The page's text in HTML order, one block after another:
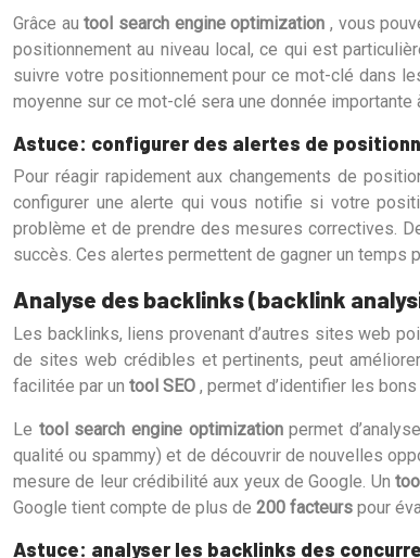
Grâce autool search engine optimization, vous
positionnement au niveau local, ce qui est
suivre votre positionnement pour ce mot-clé dans
moyenne sur ce mot-clé sera une donnée importante
Astuce: configurer des alertes de
Pour réagir rapidement aux changements de
configurer une alerte qui vous notifie si votre
problème et de prendre des mesures correctives.
succès. Ces alertes permettent de gagner un temps
Analyse des backlinks (backlink
Les backlinks, liens provenant d’autres sites web
de sites web crédibles et pertinents, peut
facilitée par un tool SEO , permet d’identifier les
Le tool search engine optimizationpermet
qualité ou spammy) et de découvrir de nouvelles
mesure de leur crédibilité aux yeux de Google. Un
Google tient compte de plus de 200 facteurs pour
Astuce: analyser les backlinks des